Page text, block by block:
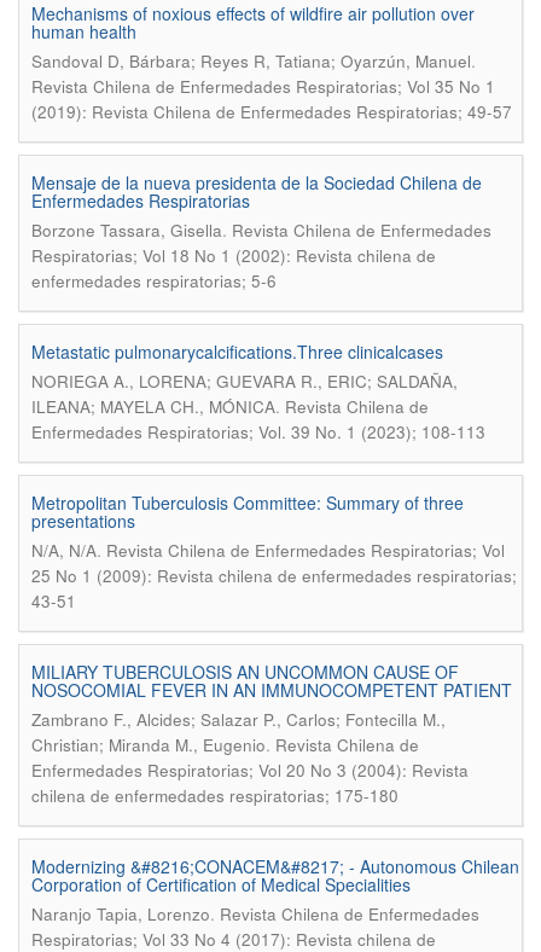
Mechanisms of noxious effects of wildfire air pollution over
human health
Sandoval D, Bárbara; Reyes R, Tatiana; Oyarzún, Manuel.
Revista Chilena de Enfermedades Respiratorias; Vol 35 No 1
(2019): Revista Chilena de Enfermedades Respiratorias; 49-57
Mensaje de la nueva presidenta de la Sociedad Chilena de
Enfermedades Respiratorias
Borzone Tassara, Gisella. Revista Chilena de Enfermedades
Respiratorias; Vol 18 No 1 (2002): Revista chilena de
enfermedades respiratorias; 5-6
Metastatic pulmonarycalcifications.Three clinicalcases
NORIEGA A., LORENA; GUEVARA R., ERIC; SALDAÑA,
ILEANA; MAYELA CH., MÓNICA. Revista Chilena de
Enfermedades Respiratorias; Vol. 39 No. 1 (2023); 108-113
Metropolitan Tuberculosis Committee: Summary of three
presentations
N/A, N/A. Revista Chilena de Enfermedades Respiratorias; Vol
25 No 1 (2009): Revista chilena de enfermedades respiratorias;
43-51
MILIARY TUBERCULOSIS AN UNCOMMON CAUSE OF
NOSOCOMIAL FEVER IN AN IMMUNOCOMPETENT PATIENT
Zambrano F., Alcides; Salazar P., Carlos; Fontecilla M.,
Christian; Miranda M., Eugenio. Revista Chilena de
Enfermedades Respiratorias; Vol 20 No 3 (2004): Revista
chilena de enfermedades respiratorias; 175-180
Modernizing &#8216;CONACEM&#8217; - Autonomous Chilean
Corporation of Certification of Medical Specialities
Naranjo Tapia, Lorenzo. Revista Chilena de Enfermedades
Respiratorias; Vol 33 No 4 (2017): Revista chilena de